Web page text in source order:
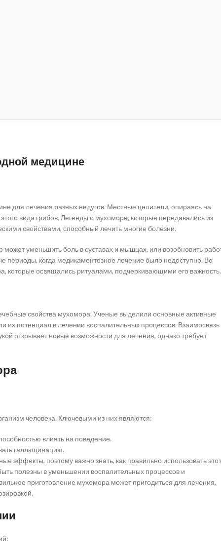
медицине
для лечения разных недугов. Местные целители, опираясь на
вида грибов. Легенды о мухоморе, которые передавались из
свойствами, способный лечить многие болезни.
уменьшить боль в суставах и мышцах, или возобновить
периоды, когда медикаментозное лечение было недоступно. Во
которые освящались ритуалами, подчеркивающими его важность.
свойства мухомора. Ученые выделили основные активные
их потенциал в лечении воспалительных процессов. Взаимосвязь
открывает новые возможности для лечения, однако требует
человека. Ключевыми из них являются:
влиять на поведение.
галлюцинацию.
эффекты, поэтому важно знать, как правильно использовать этот
полезны в уменьшении воспалительных процессов и
приготовление мухомора может пригодиться для лечения,